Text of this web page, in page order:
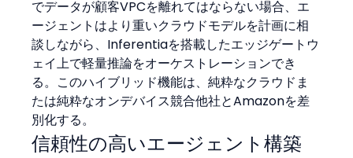
でデータが顧客VPCを離れてはならない場合、エ
ージェントはより重いクラウドモデルを計画に相
談しながら、Inferentiaを搭載したエッジゲートウ
ェイ上で軽量推論をオーケストレーションでき
る。このハイブリッド機能は、純粋なクラウドま
たは純粋なオンデバイス競合他社とAmazonを差
別化する。
信頼性の高いエージェント構築